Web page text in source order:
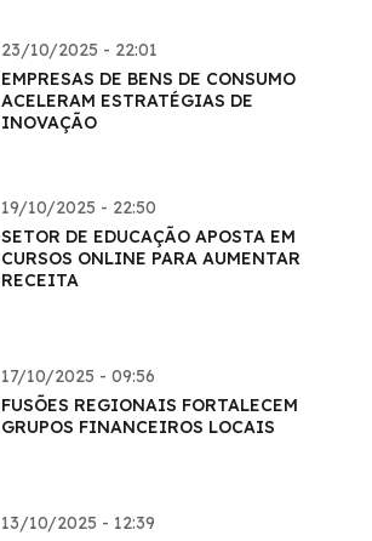
23/10/2025 - 22:01
EMPRESAS DE BENS DE CONSUMO
ACELERAM ESTRATÉGIAS DE
INOVAÇÃO
19/10/2025 - 22:50
SETOR DE EDUCAÇÃO APOSTA EM
CURSOS ONLINE PARA AUMENTAR
RECEITA
17/10/2025 - 09:56
FUSÕES REGIONAIS FORTALECEM
GRUPOS FINANCEIROS LOCAIS
13/10/2025 - 12:39